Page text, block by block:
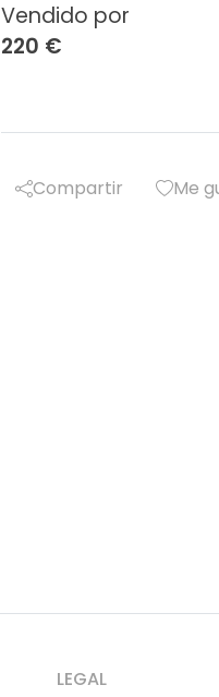
Vendido por
220 €
Compartir Me
LEGAL